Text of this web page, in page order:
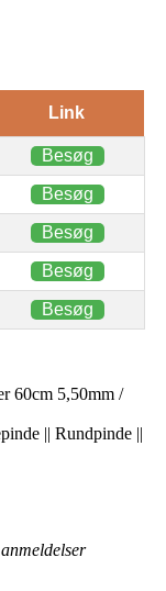
Link
Besøg
Besøg
Besøg
Besøg
Besøg
60cm 5,50mm /
|| Rundpinde ||
anmeldelser